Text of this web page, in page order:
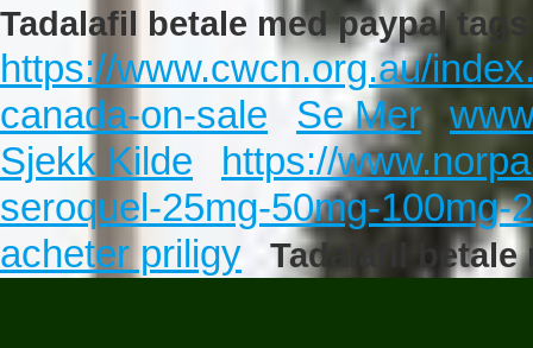
Tadalafil betale med paypal
https://www.cwcn.org.au/
canada-on-sale
Se Mer
Sjekk Kilde
https://
seroquel-25mg-50mg-100mg-
acheter priligy
Tadalafil betale